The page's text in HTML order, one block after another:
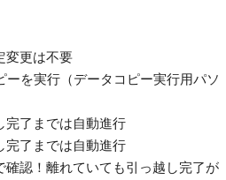
変更は不要
ーを実行（データコピー実行用パソ
完了までは自動進行
完了までは自動進行
確認！離れていても引っ越し完了が